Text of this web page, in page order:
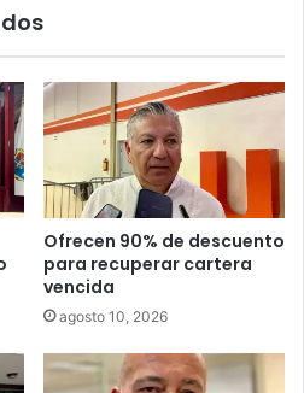
Ofrecen 90% de descuento
para recuperar cartera
vencida
agosto 10, 2026